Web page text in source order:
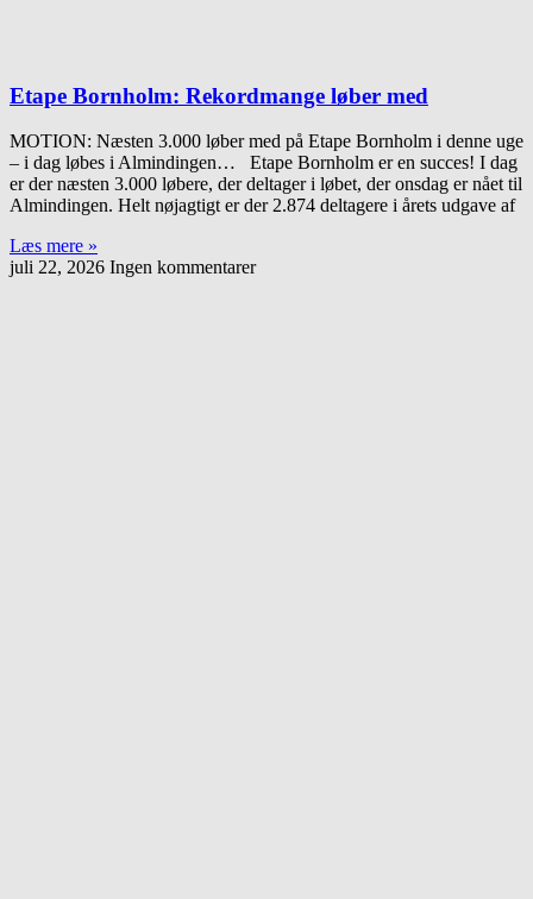
Etape Bornholm: Rekordmange løber med
MOTION: Næsten 3.000 løber med på Etape Bornholm i denne uge
– i dag løbes i Almindingen… Etape Bornholm er en succes! I dag
er der næsten 3.000 løbere, der deltager i løbet, der onsdag er nået til
Almindingen. Helt nøjagtigt er der 2.874 deltagere i årets udgave af
Læs mere »
juli 22, 2026 Ingen kommentarer